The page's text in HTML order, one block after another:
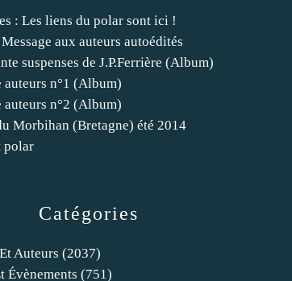
Catégories
Auteurs (2037)
Évènements (751)
: Les liens du polar sont ici !
aux auteurs autoédités
suspenses de J.P.Ferrière (Album)
auteurs n°1 (Album)
auteurs n°2 (Album)
Morbihan (Bretagne) été 2014
polar